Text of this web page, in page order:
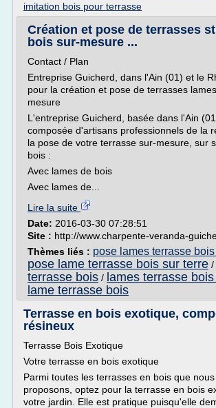
imitation bois pour terrasse
Création et pose de terrasses
bois sur-mesure ...
Contact / Plan
Entreprise Guicherd, dans l'Ain (01) et le
pour la création et pose de terrasses
mesure
L'entreprise Guicherd, basée dans l'Ain
composée d'artisans professionnels de la
la pose de votre terrasse sur-mesure, sur
bois :
Avec lames de bois
Avec lames de...
Lire la suite
Date: 2016-03-30 07:28:51
Site : http://www.charpente-veranda-
Thèmes liés : pose lames terrasse
pose lame terrasse bois sur terre /
terrasse bois / lames terrasse
lame terrasse bois
Terrasse en bois exotique,
résineux
Terrasse Bois Exotique
Votre terrasse en bois exotique
Parmi toutes les terrasses en bois que
proposons, optez pour la terrasse en bois
votre jardin. Elle est pratique puisqu'elle